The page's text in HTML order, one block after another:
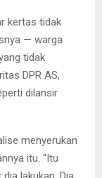
kertas tidak
— warga
tidak
DPR AS,
dilansir
menyerukan
itu. “Itu